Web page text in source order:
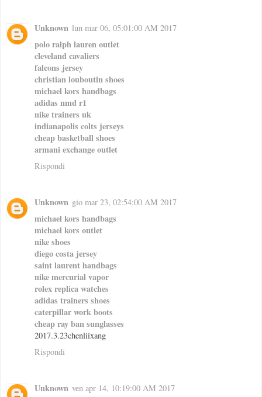
Unknown lun mar 06, 05:01:00 AM 2017
polo ralph lauren outlet
cleveland cavaliers
falcons jersey
christian louboutin shoes
michael kors handbags
adidas nmd r1
nike trainers uk
indianapolis colts jerseys
cheap basketball shoes
armani exchange outlet
Rispondi
Unknown gio mar 23, 02:54:00 AM 2017
michael kors handbags
michael kors outlet
nike shoes
diego costa jersey
saint laurent handbags
nike mercurial vapor
rolex replica watches
adidas trainers shoes
caterpillar work boots
cheap ray ban sunglasses
2017.3.23chenliixang
Rispondi
Unknown ven apr 14, 10:19:00 AM 2017